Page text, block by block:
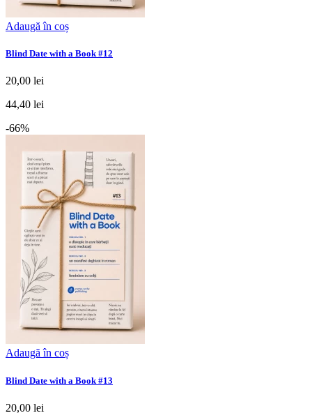
Adaugă în coș
Blind Date with a Book #12
20,00 lei
44,40 lei
-66%
Adaugă în coș
Blind Date with a Book #13
20,00 lei